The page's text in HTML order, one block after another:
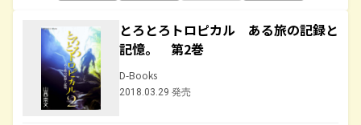
とろとろトロピカル ある旅の記録と
記憶。 第2巻
D-Books
2018.03.29 発売